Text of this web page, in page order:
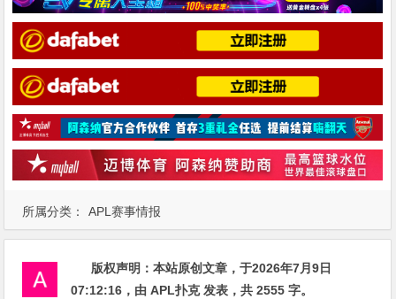
所属分类： APL赛事情报
版权声明：本站原创文章，于2026年7月9日
07:12:16 ，由APL扑克发表，共 2555 字。